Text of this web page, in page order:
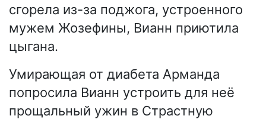
сгорела из-за поджога, устроенного
мужем Жозефины, Вианн приютила
цыгана.
Умирающая от диабета Арманда
попросила Вианн устроить для неё
прощальный ужин в Страстную